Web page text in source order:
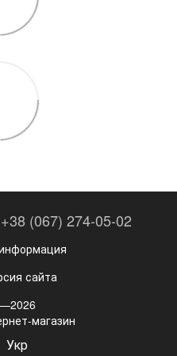
+38 (067) 274-05-02
сайта
магазин
Укр